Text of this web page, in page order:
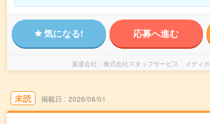
気になる! 応募へ進む
派遣会社 株式会社スタッフサービス メディ
未読 掲載日 2026/08/01